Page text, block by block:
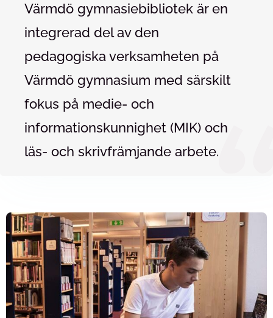
Värmdö gymnasiebibliotek är en
integrerad del av den
pedagogiska verksamheten på
Värmdö gymnasium med särskilt
fokus på medie- och
informationskunnighet (MIK) och
läs- och skrivfrämjande arbete.